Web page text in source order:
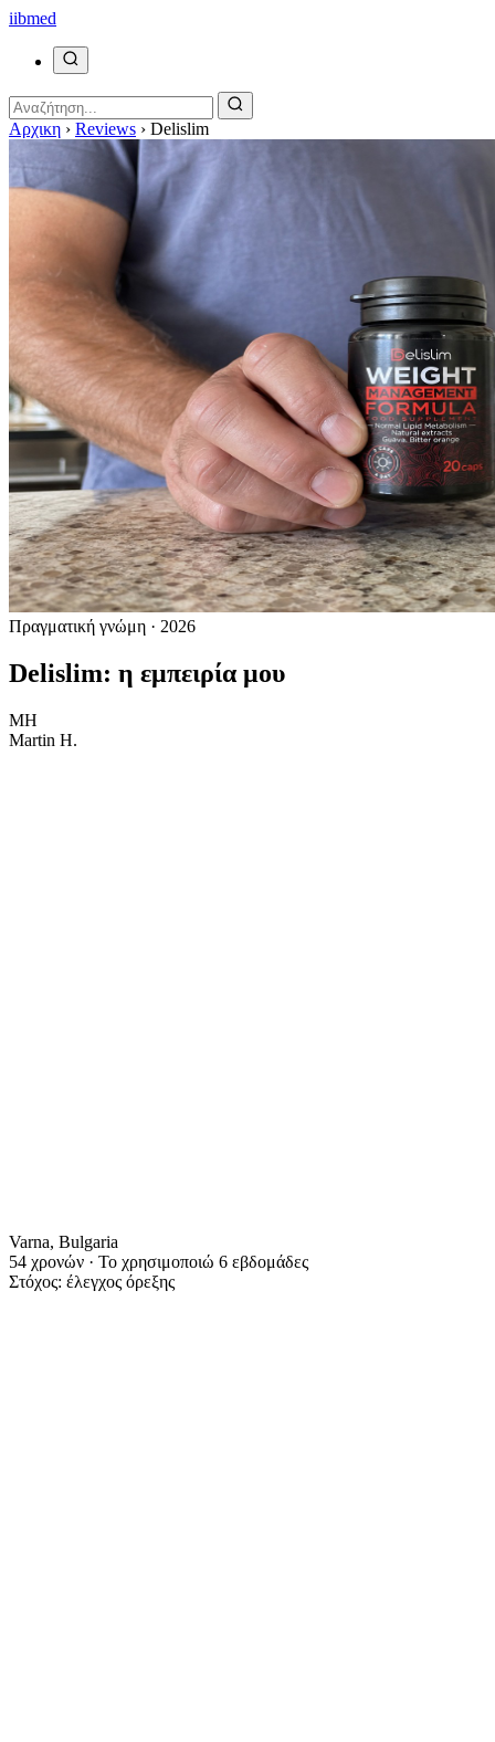
iibmed
Αρχικη › Reviews › Delislim
Πραγματική γνώμη · 2026
Delislim: η εμπειρία μου
MH
Martin H.
Varna, Bulgaria
54 χρονών · Το χρησιμοποιώ 6 εβδομάδες
Στόχος: έλεγχος όρεξης